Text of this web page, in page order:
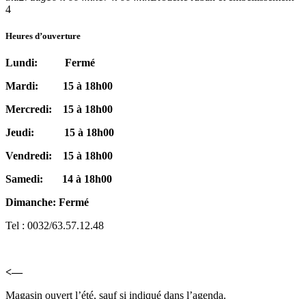
4
Heures d’ouverture
Lundi: Fermé
Mardi: 15 à 18h00
Mercredi: 15 à 18h00
Jeudi: 15 à 18h00
Vendredi: 15 à 18h00
Samedi: 14 à 18h00
Dimanche: Fermé
Tel : 0032/63.57.12.48
<—
Magasin ouvert l’été, sauf si indiqué dans l’agenda.